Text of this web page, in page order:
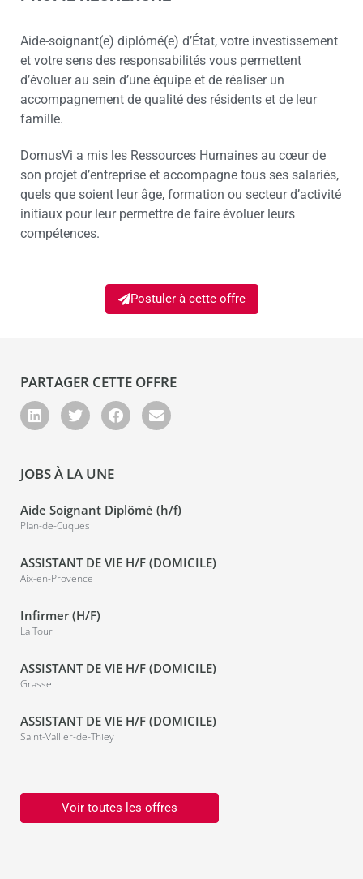
Aide-soignant(e) diplômé(e) d’État, votre investissement
et votre sens des responsabilités vous permettent
d’évoluer au sein d’une équipe et de réaliser un
accompagnement de qualité des résidents et de leur
famille.
DomusVi a mis les Ressources Humaines au cœur de
son projet d’entreprise et accompagne tous ses salariés,
quels que soient leur âge, formation ou secteur d’activité
initiaux pour leur permettre de faire évoluer leurs
compétences.
Postuler à cette offre
PARTAGER CETTE OFFRE
JOBS À LA UNE
Aide Soignant Diplômé (h/f)
Plan-de-Cuques
ASSISTANT DE VIE H/F (DOMICILE)
Aix-en-Provence
Infirmer (H/F)
La Tour
ASSISTANT DE VIE H/F (DOMICILE)
Grasse
ASSISTANT DE VIE H/F (DOMICILE)
Saint-Vallier-de-Thiey
Voir toutes les offres